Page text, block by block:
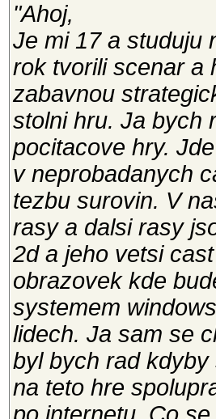
"Ahoj,
Je mi 17 a studuju
rok tvorili scenar a
zabavnou
stolni hru. Ja bych
pocitacove hry.
v neprobadanych
tezbu surovin. V
rasy a dalsi rasy
2d a jeho vetsi
obrazovek kde
systemem
lidech. Ja sam se
byl bych rad
na teto hre